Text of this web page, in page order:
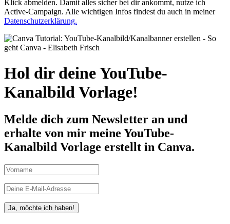
Klick abmelden. Damit alles sicher bei dir ankommt, nutze ich
Active-Campaign. Alle wichtigen Infos findest du auch in meiner
Datenschutzerklärung.
Hol dir deine YouTube-
Kanalbild Vorlage!
Melde dich zum Newsletter an und
erhalte von mir meine YouTube-
Kanalbild Vorlage erstellt in Canva.
Ja, möchte ich haben!